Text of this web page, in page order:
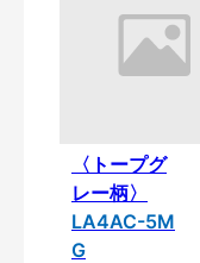
〈トープグ
レー柄〉
LA4AC-5M
G